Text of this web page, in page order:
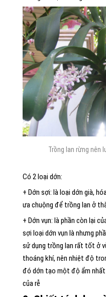
Trồng lan rừng nên
Có 2 loại dớn:
+ Dớn sợi: là loại dớn già,
ưa chuộng để trồng lan ở
+ Dớn vụn: là phần còn lại
sợi loại dớn vụn là nhưng
sử dụng trồng lan rất tốt ở
thoáng khí, nên nhiệt độ
đó dớn tạo một độ ẩm
của rễ